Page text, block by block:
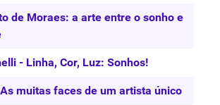
de Moraes: a arte entre o sonho e
- Linha, Cor, Luz: Sonhos!
muitas faces de um artista único